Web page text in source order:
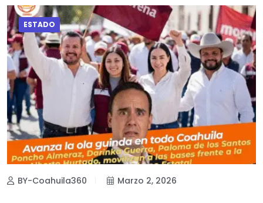
ESTADO
BY-Coahuila360 Marzo 2, 2026